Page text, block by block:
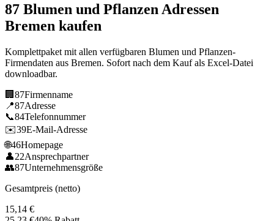
87 Blumen und Pflanzen Adressen
Bremen kaufen
Komplettpaket mit allen verfügbaren Blumen und Pflanzen-
Firmendaten aus Bremen. Sofort nach dem Kauf als Excel-Datei
downloadbar.
🏢 87Firmenname
📍87Adresse
📞84Telefonnummer
✉️39E-Mail-Adresse
🌐46Homepage
👤22Ansprechpartner
👥87Unternehmensgröße
Gesamtpreis (netto)
15,14 €